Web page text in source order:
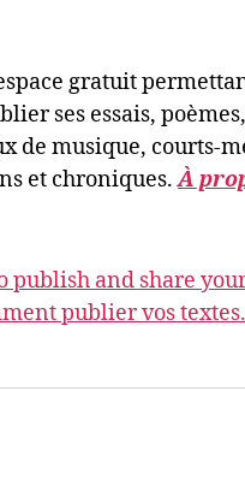
gratuit
ses essais,
de musique, courts-
et chroniques.À
publish and share
publier vos textes.